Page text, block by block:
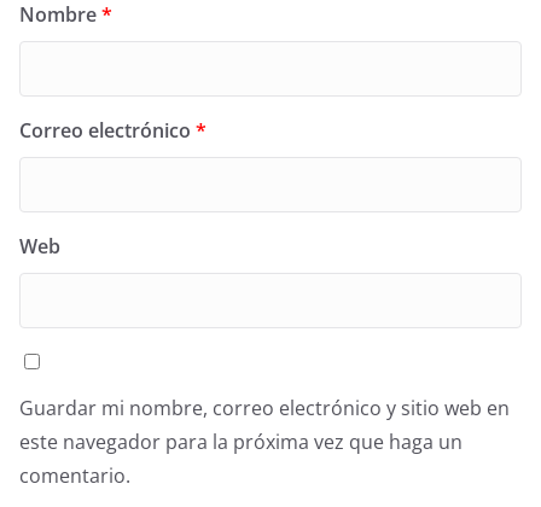
Nombre*
Correo electrónico *
Web
Guardar mi nombre, correo electrónico y sitio web en
este navegador para la próxima vez que haga un
comentario.